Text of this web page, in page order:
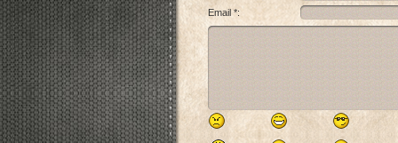
Email *: